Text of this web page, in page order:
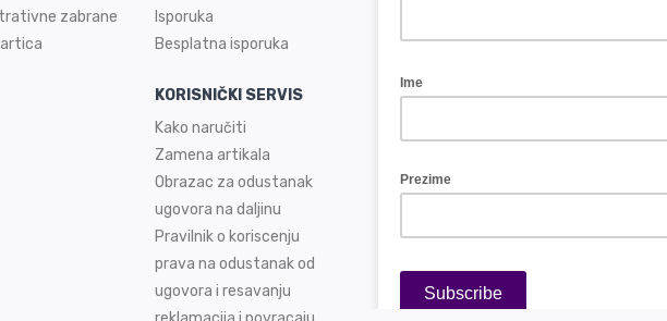
zabrane
Isporuka
Besplatna isporuka
KORISNIČKI SERVIS
Kako naručiti
Zamena artikala
Obrazac za odustanak
ugovora na daljinu
Pravilnik o koriscenju
prava na odustanak od
ugovora i resavanju